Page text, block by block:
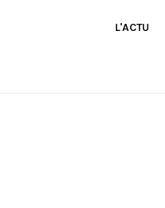
L'ACTU